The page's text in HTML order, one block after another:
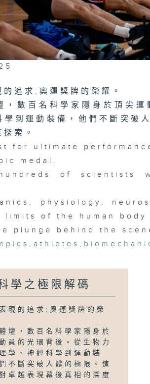
的追求;奧運獎牌的榮耀。
，數百名科學家隱身於頂尖
學到運動裝備，他們不斷突破
索。
for ultimate
medal.
of
physiology,
limits of the human body
plunge behind the
, athletes ,
學之極限解碼
現的追求;奧運獎牌的榮
壇，數百名科學家隱身於
員的光環背後。從生物力
學、神經科學到運動裝
不斷突破人體的極限。這
卓越表現幕後真相的深度